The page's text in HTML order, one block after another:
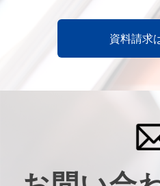
資料請求